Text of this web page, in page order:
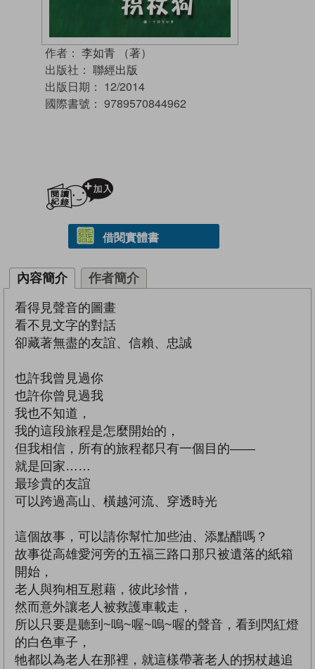
作者： 李如青 （著）
出版社： 聯經出版
出版日期： 12/2014
國際書號： 9789570844962
借閱實體書
內容簡介 作者簡介
看得見聲音的圖畫
看不見文字的對話
卻藏著無盡的友誼、信賴、忠誠
也許我曾見過你
也許你曾見過我
我也不知道，
我的這段旅程是怎麼開始的，
但我相信，所有的旅程都只有一個目的——
就是回家……
最珍貴的友誼
可以跨過高山、橫越河流、穿透時光
這個故事，可以請你幫忙加些油、添點醋嗎？
故事從高雄愛河旁的五福三路口那只被遺落的紙箱
開始，
老人與狗相互慰藉，彼此珍惜，
然而意外讓老人被救護車載走，
所以只要是聽到~嗚~喔~嗚~喔的聲音，看到閃紅燈
的白色車子，
牠都以為老人在那裡，就這樣帶著老人的拐杖越追